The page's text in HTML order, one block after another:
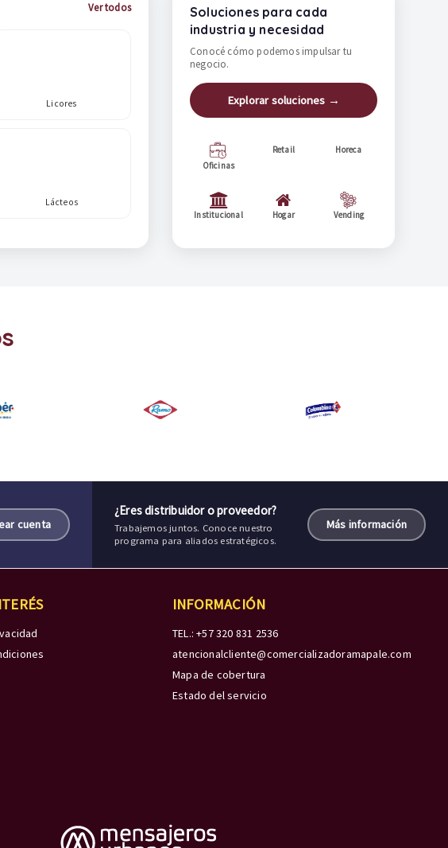
Ver todos
Licores
Lácteos
Soluciones para cada
industria y necesidad
Conocé cómo podemos impulsar tu
negocio.
Explorar soluciones →
Oficinas
Retail Horeca
Institucional Hogar Vending
cuenta
¿Eres distribuidor o proveedor?
Trabajemos juntos. Conoce nuestro
programa para aliados estratégicos.
Más información
INFORMACIÓN
TEL.: +57 320 831 2536
atencionalcliente@comercializadoramapale.com
Mapa de cobertura
Estado del servicio